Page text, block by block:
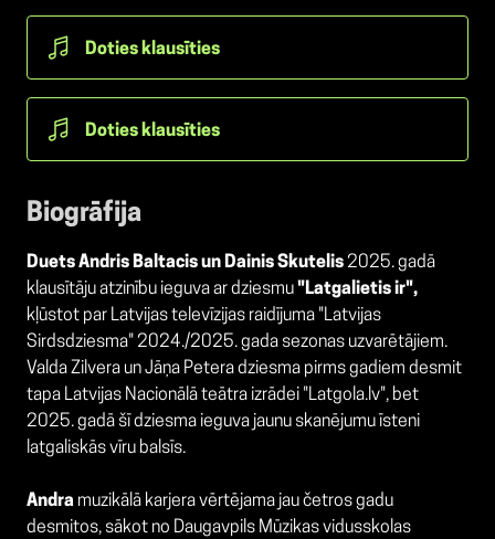
Doties klausīties
Doties klausīties
Biogrāfija
Duets Andris Baltacis un Dainis Skutelis 2025. gadā
klausītāju atzinību ieguva ar dziesmu "Latgalietis ir",
kļūstot par Latvijas televīzijas raidījuma "Latvijas
Sirdsdziesma" 2024./2025. gada sezonas uzvarētājiem.
Valda Zilvera un Jāņa Petera dziesma pirms gadiem desmit
tapa Latvijas Nacionālā teātra izrādei "Latgola.lv", bet
2025. gadā šī dziesma ieguva jaunu skanējumu īsteni
latgaliskās vīru balsīs.
Andra muzikālā karjera vērtējama jau četros gadu
desmitos, sākot no Daugavpils Mūzikas vidusskolas